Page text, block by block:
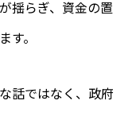
揺らぎ、資金の置
す。
話ではなく、政府